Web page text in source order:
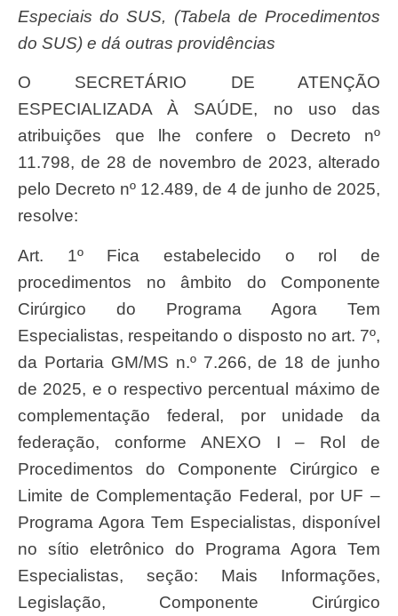
Especiais do SUS, (Tabela de Procedimentos
do SUS) e dá outras providências
O SECRETÁRIO DE ATENÇÃO
ESPECIALIZADA À SAÚDE, no uso das
atribuições que lhe confere o Decreto nº
11.798, de 28 de novembro de 2023, alterado
pelo Decreto nº 12.489, de 4 de junho de 2025,
resolve:
Art. 1º Fica estabelecido o rol de
procedimentos no âmbito do Componente
Cirúrgico do Programa Agora Tem
Especialistas, respeitando o disposto no art. 7º,
da Portaria GM/MS n.º 7.266, de 18 de junho
de 2025, e o respectivo percentual máximo de
complementação federal, por unidade da
federação, conforme ANEXO I – Rol de
Procedimentos do Componente Cirúrgico e
Limite de Complementação Federal, por UF –
Programa Agora Tem Especialistas, disponível
no sítio eletrônico do Programa Agora Tem
Especialistas, seção: Mais Informações,
Legislação, Componente Cirúrgico